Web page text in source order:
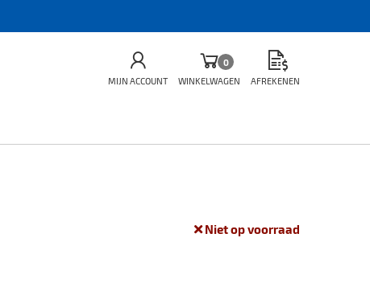
MIJN ACCOUNT
0
WINKELWAGEN
AFREKENEN
Niet op voorraad